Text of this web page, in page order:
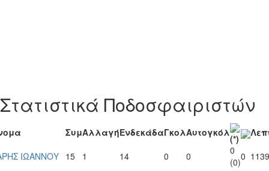
Στατιστικά Ποδοσφαιριστών
ΣυμΑλλαγήΕνδεκάδαΓκολΑυτογκόλ
(*)
ΙΩΑΝΝΟΥ 15 1 14 0 0
0
(0)0 1139